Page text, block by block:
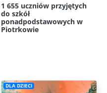
1 655 uczniów przyjętych
do szkół
ponadpodstawowych w
Piotrkowie
DLA DZIECI